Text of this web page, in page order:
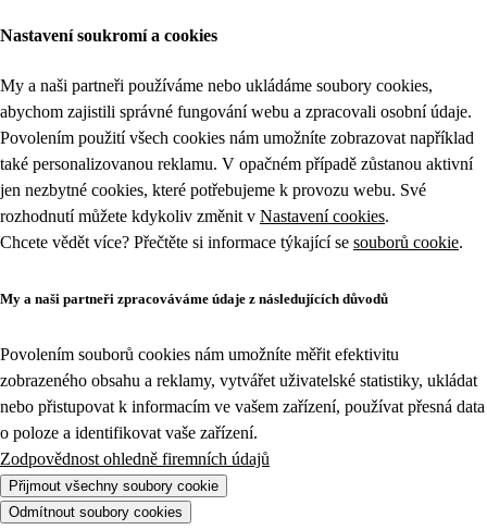
Nastavení soukromí a cookies
My a naši partneři používáme nebo ukládáme soubory cookies,
abychom zajistili správné fungování webu a zpracovali osobní údaje.
Povolením použití všech cookies nám umožníte zobrazovat například
také personalizovanou reklamu. V opačném případě zůstanou aktivní
jen nezbytné cookies, které potřebujeme k provozu webu. Své
rozhodnutí můžete kdykoliv změnit v Nastavení cookies.
Chcete vědět více? Přečtěte si informace týkající se souborů cookie.
My a naši partneři zpracováváme údaje z následujících důvodů
Povolením souborů cookies nám umožníte měřit efektivitu
zobrazeného obsahu a reklamy, vytvářet uživatelské statistiky, ukládat
nebo přistupovat k informacím ve vašem zařízení, používat přesná data
o poloze a identifikovat vaše zařízení.
Zodpovědnost ohledně firemních údajů
Přijmout všechny soubory cookie
Odmítnout soubory cookies